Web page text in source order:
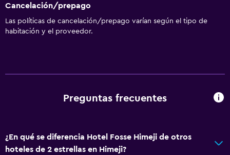
Cancelación/prepago
Las políticas de cancelación/prepago varían según el tipo de
habitación y el proveedor.
Preguntas frecuentes
¿En qué se diferencia Hotel Fosse Himeji de otros
hoteles de 2 estrellas en Himeji?